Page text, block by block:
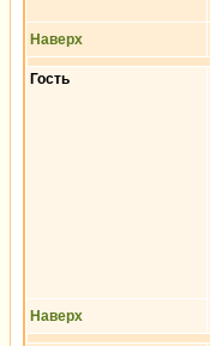
Наверх
Гость
Наверх